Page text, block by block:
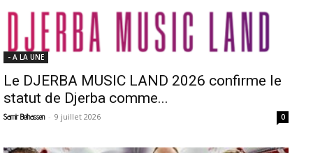
- A LA UNE
Le DJERBA MUSIC LAND 2026 confirme le
statut de Djerba comme...
Samir Belhassen - 9 juillet 2026 0